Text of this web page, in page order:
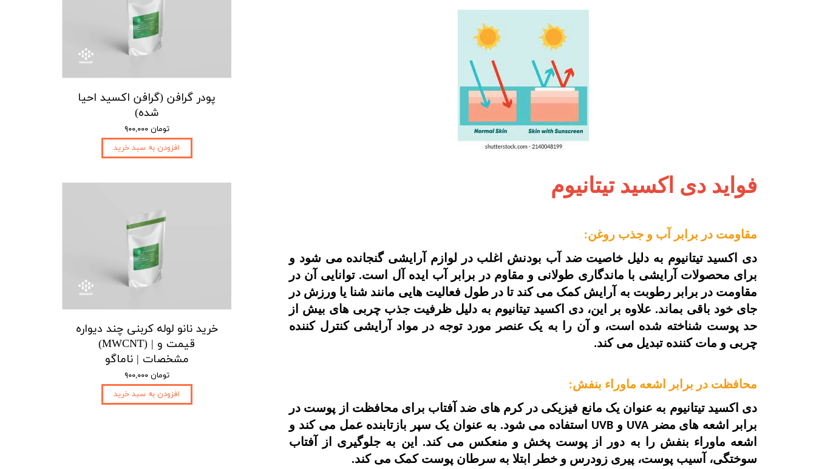
فواید دی اکسید تیتانیوم
مقاومت در برابر آب و جذب روغن:
دی اکسید تیتانیوم به دلیل خاصیت ضد آب بودنش اغلب در لوازم آرایشی گنجانده می شود و
برای محصولات آرایشی با ماندگاری طولانی و مقاوم در برابر آب ایده آل است. توانایی آن در
مقاومت در برابر رطوبت به آرایش کمک می کند تا در طول فعالیت هایی مانند شنا یا ورزش در
جای خود باقی بماند. علاوه بر این، دی اکسید تیتانیوم به دلیل ظرفیت جذب چربی های بیش از
حد پوست شناخته شده است، و آن را به یک عنصر مورد توجه در مواد آرایشی کنترل کننده
چربی و مات کننده تبدیل می کند.
محافظت در برابر اشعه ماوراء بنفش:
دی اکسید تیتانیوم به عنوان یک مانع فیزیکی در کرم های ضد آفتاب برای محافظت از پوست در
برابر اشعه های مضرUVA و UVB استفاده می شود. به عنوان یک سپر بازتابنده عمل می کند و
اشعه ماوراء بنفش را به دور از پوست پخش و منعکس می کند. این به جلوگیری از آفتاب
سوختگی، آسیب پوست، پیری زودرس و خطر ابتلا به سرطان پوست کمک می کند.
پودر گرافن (گرافن اکسید احیا
شده)
۹۰۰,۰۰۰ تومان
افزودن به سبد خرید
خرید نانو لوله کربنی چند دیواره
(MWCNT) | قیمت و
مشخصات | ناماگو
۹۰۰,۰۰۰ تومان
افزودن به سبد خرید